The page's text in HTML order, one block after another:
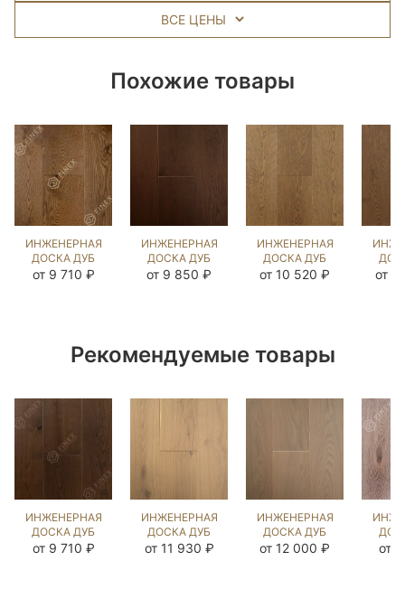
ВСЕ ЦЕНЫ
Похожие товары
ИНЖЕНЕРНАЯ
ДОСКА ДУБ
ЭСТЕЙТ NEW
от 9 710 ₽
ИНЖЕНЕРНАЯ
ДОСКА ДУБ
ЧЁРНЫЙ
от 9 850 ₽
ИНЖЕНЕРНАЯ
ДОСКА ДУБ
СТРЕЙВУД
от 10 520 ₽ от
Рекомендуемые товары
ИНЖЕНЕРНАЯ
ДОСКА ДУБ
МИДЛ
от 9 710 ₽
ИНЖЕНЕРНАЯ
ДОСКА ДУБ
ПРИНСТОН
от 11 930 ₽
ИНЖЕНЕРНАЯ
ДОСКА ДУБ
КЕРРЕРА
от 12 000 ₽ от